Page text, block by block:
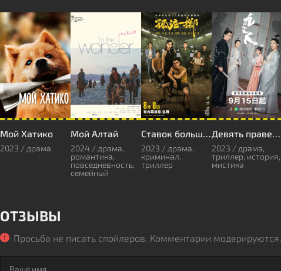
Мой Хатико
2023 / драма
Мой Алтай
2024 / драма,
романтика,
повседневность,
семейный
Ставок больше нет
2023 / драма,
криминал,
триллер
Девять праведников
2023 / драма,
триллер, история,
мистика
ОТЗЫВЫ
Просьба не писать спойлеров. Комментарии модерируются.